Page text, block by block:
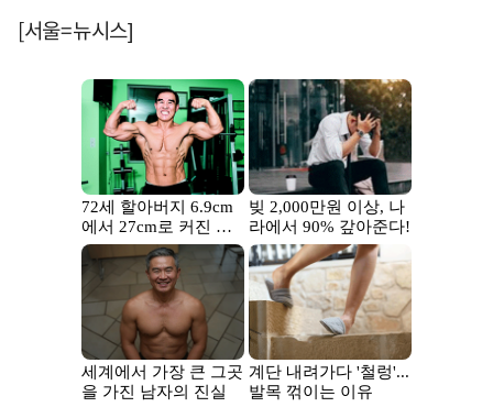
[서울=뉴시스]